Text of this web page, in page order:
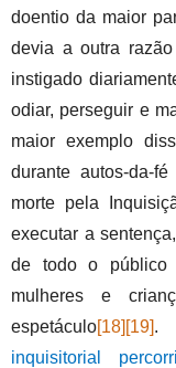
doentio da maior
devia a outra
instigado
odiar, perseguir e
maior exemplo
durante autos-da-
morte pela
executar a
de todo o público
mulheres e
espetáculo[18] [19].
inquisitorial